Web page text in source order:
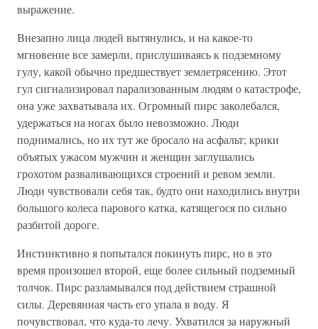
выражение.
Внезапно лица людей вытянулись, и на какое-то
мгновение все замерли, прислушиваясь к подземному
гулу, какой обычно предшествует землетрясению. Этот
гул сигнализировал парализованным людям о катастрофе,
она уже захватывала их. Огромный пирс заколебался,
удержаться на ногах было невозможно. Люди
поднимались, но их тут же бросало на асфальт; крики
объятых ужасом мужчин и женщин заглушались
грохотом разваливающихся строений и ревом земли.
Люди чувствовали себя так, будто они находились внутри
большого колеса парового катка, катящегося по сильно
разбитой дороге.
Инстинктивно я попытался покинуть пирс, но в это
время произошел второй, еще более сильный подземный
толчок. Пирс разламывался под действием страшной
силы. Деревянная часть его упала в воду. Я
почувствовал, что куда-то лечу. Ухватился за наружный